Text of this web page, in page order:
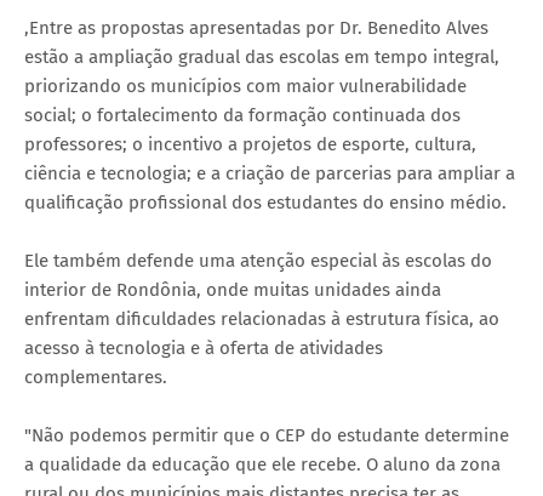
,Entre as propostas apresentadas por Dr. Benedito Alves
estão a ampliação gradual das escolas em tempo integral,
priorizando os municípios com maior vulnerabilidade
social; o fortalecimento da formação continuada dos
professores; o incentivo a projetos de esporte, cultura,
ciência e tecnologia; e a criação de parcerias para ampliar a
qualificação profissional dos estudantes do ensino médio.
Ele também defende uma atenção especial às escolas do
interior de Rondônia, onde muitas unidades ainda
enfrentam dificuldades relacionadas à estrutura física, ao
acesso à tecnologia e à oferta de atividades
complementares.
"Não podemos permitir que o CEP do estudante determine
a qualidade da educação que ele recebe. O aluno da zona